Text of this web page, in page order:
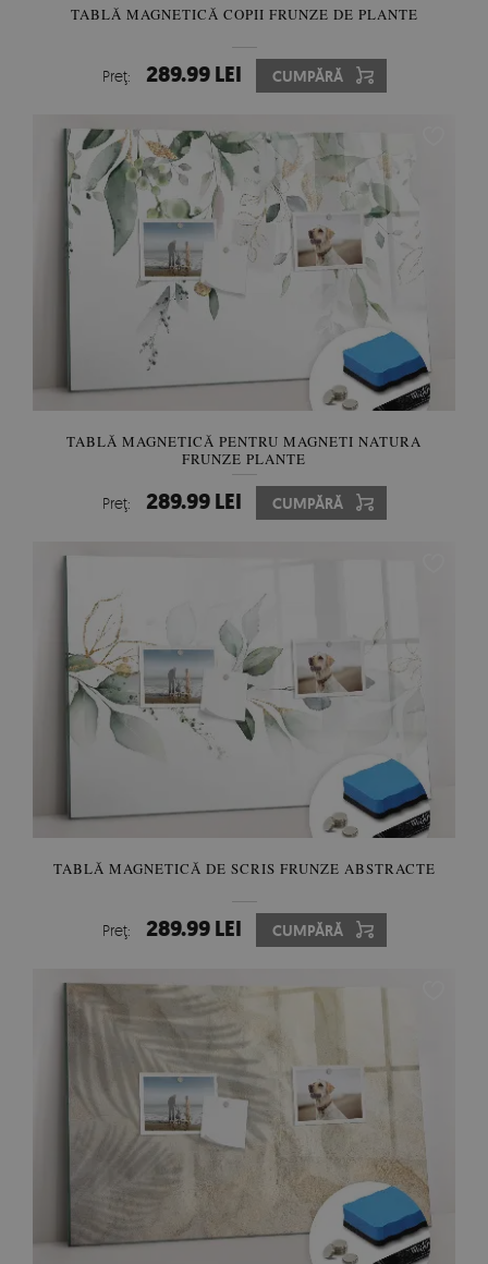
TABLĂ MAGNETICĂ COPII FRUNZE DE PLANTE
Preţ: 289.99 LEI CUMPĂRĂ
TABLĂ MAGNETICĂ PENTRU MAGNETI NATURA
FRUNZE PLANTE
Preţ: 289.99 LEI CUMPĂRĂ
TABLĂ MAGNETICĂ DE SCRIS FRUNZE ABSTRACTE
Preţ: 289.99 LEI CUMPĂRĂ